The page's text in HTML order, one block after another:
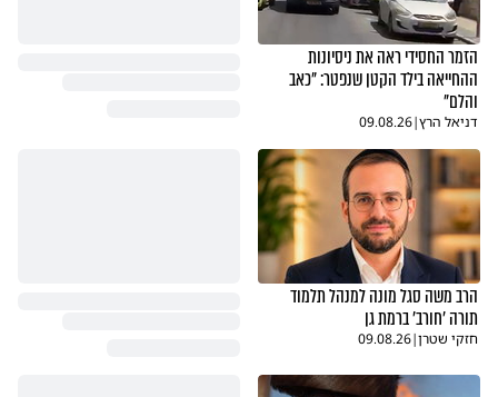
82 תימצא מקום חם אצלנו הספרדים
בחורה אשכנזיה שפרקה עול וניזרקה על
ידי
הזמר החסידי ראה את ניסיונות
ההחייאה בילד הקטן שנפטר: "כאב
והלם"
דניאל הרץ|
09.08.26
הרב משה סגל מונה למנהל תלמוד
תורה 'חורב' ברמת גן
חזקי שטרן|
09.08.26